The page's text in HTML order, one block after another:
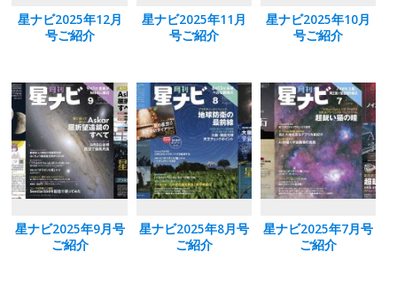
星ナビ2025年12月
号ご紹介
星ナビ2025年11月
号ご紹介
星ナビ2025年10月
号ご紹介
星ナビ2025年9月号
ご紹介
星ナビ2025年8月号
ご紹介
星ナビ2025年7月号
ご紹介